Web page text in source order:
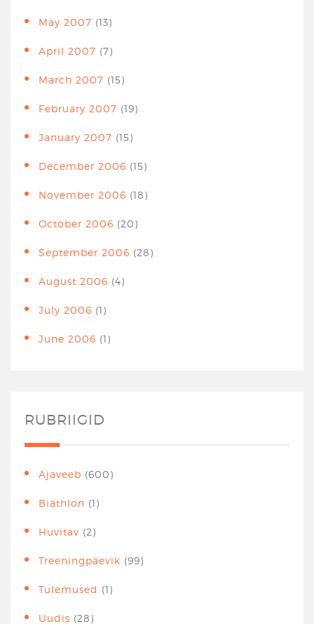
May 2007 (13)
April 2007 (7)
March 2007 (15)
February 2007 (19)
January 2007 (15)
December 2006 (15)
November 2006 (18)
October 2006 (20)
September 2006 (28)
August 2006 (4)
July 2006 (1)
June 2006 (1)
RUBRIIGID
Ajaveeb (600)
Biathlon (1)
Huvitav (2)
Treeningpäevik (99)
Tulemused (1)
Uudis (28)